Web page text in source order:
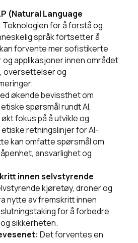
(Natural Language
Teknologien for å forstå og
språk fortsetter å
forvente mer sofistikerte
applikasjoner innen området
oversettelser og
økende bevissthet om
spørsmål rundt AI,
fokus på å utvikle og
retningslinjer for AI-
kan omfatte spørsmål om
ansvarlighet og
innen selvstyrende
kjøretøy, droner og
nytte av fremskritt innen
for å forbedre
sikkerheten.
Det forventes en